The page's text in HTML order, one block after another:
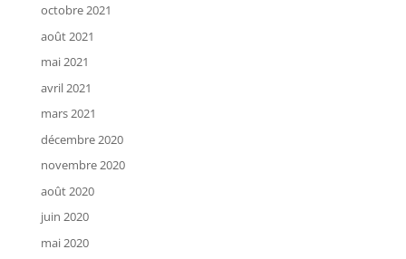
octobre 2021
août 2021
mai 2021
avril 2021
mars 2021
décembre 2020
novembre 2020
août 2020
juin 2020
mai 2020